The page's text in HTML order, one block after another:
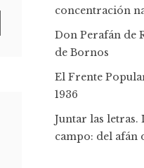
concentración
Don Perafán de
de Bornos
El Frente
1936
Juntar las letras.
campo: del afán